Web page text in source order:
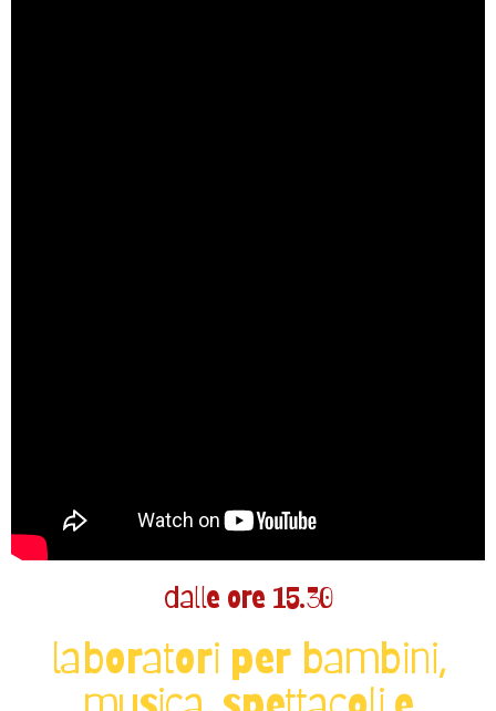
dalle ore 15.30
laboratori per bambini,